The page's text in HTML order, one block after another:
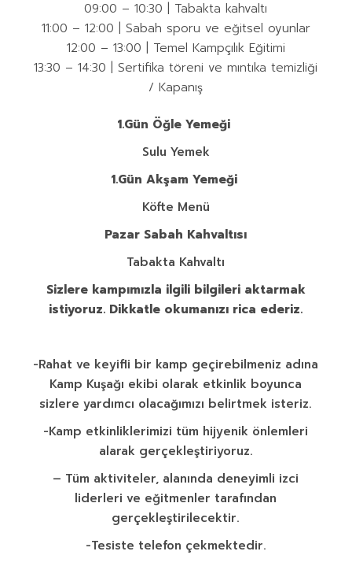
09:00 – 10:30 | Tabakta kahvaltı
11:00 – 12:00 | Sabah sporu ve eğitsel oyunlar
12:00 – 13:00 | Temel Kampçılık Eğitimi
13:30 – 14:30 | Sertifika töreni ve mıntıka temizliği
/ Kapanış
1.Gün Öğle Yemeği
Sulu Yemek
1.Gün Akşam Yemeği
Köfte Menü
Pazar Sabah Kahvaltısı
Tabakta Kahvaltı
Sizlere kampımızla ilgili bilgileri aktarmak
istiyoruz. Dikkatle okumanızı rica ederiz.
-Rahat ve keyifli bir kamp geçirebilmeniz adına
Kamp Kuşağı ekibi olarak etkinlik boyunca
sizlere yardımcı olacağımızı belirtmek isteriz.
-Kamp etkinliklerimizi tüm hijyenik önlemleri
alarak gerçekleştiriyoruz.
– Tüm aktiviteler, alanında deneyimli izci
liderleri ve eğitmenler tarafından
gerçekleştirilecektir.
-Tesiste telefon çekmektedir.